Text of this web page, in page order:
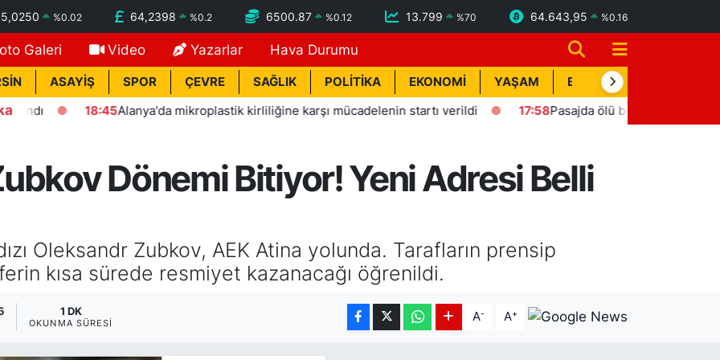
%0.02 64,2398 %0.2 6500.87 %0.12 13.799 %70 64.643,95 %0.16
Galeri Video Yazarlar Hava Durumu
ASAYİŞ SPOR ÇEVRE SAĞLIK POLİTİKA EKONOMİ YAŞAM BİK İLAN
18:45 Alanya'da mikroplastik kirliliğine karşı mücadelenin startı verildi 17:58 Pasajda ölü bulunan Eyüp Can
Dönemi Bitiyor! Yeni Adresi Belli
Oleksandr Zubkov, AEK Atina yolunda. Tarafların prensip
kısa sürede resmiyet kazanacağı öğrenildi.
1 DK
OKUNMA SÜRESI A- A+